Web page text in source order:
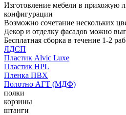
Изготовление мебели в прихожую
конфигурации
Возможно сочетание нескольких
Декор и отделку фасадов можно
Бесплатная сборка в течение 1-2
ЛДСП
Пластик Alvic Luxe
Пластик HPL
Пленка ПВХ
Полотно АГТ (МДФ)
полки
корзины
штанги